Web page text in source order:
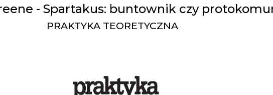
- Spartakus: buntownik czy
PRAKTYKA TEORETYCZNA